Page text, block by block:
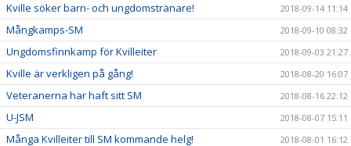
Kville söker barn- och ungdomstränare! 2018-09-14 11:14
Mångkamps-SM 2018-09-10 08:32
Ungdomsfinnkamp för Kvilleiter 2018-09-03 21:27
Kville är verkligen på gång! 2018-08-20 16:07
Veteranerna har haft sitt SM 2018-08-16 22:12
U-JSM 2018-08-07 15:11
Många Kvilleiter till SM kommande helg! 2018-08-01 16:12